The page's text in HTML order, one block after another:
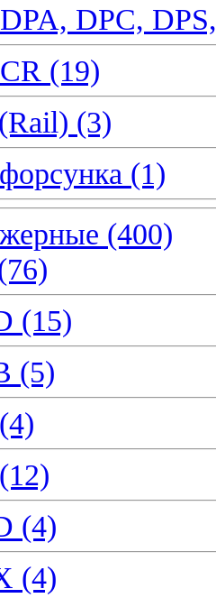
DPC,
(19)
(3)
(1)
(400)
(15)
(5)
(4)
(4)